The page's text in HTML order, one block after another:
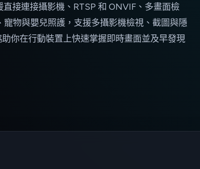
接連接攝影機、RTSP 和 ONVIF、多畫面檢
物與嬰兒照護，支援多攝影機檢視、截圖與隱
你在行動裝置上快速掌握即時畫面並及早發現